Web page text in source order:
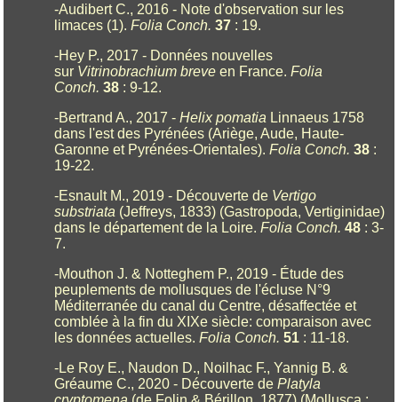
-Audibert C., 2016 - Note d'observation sur les
limaces (1).Folia Conch. 37 : 19.
-Hey P., 2017 - Données nouvelles
sur Vitrinobrachium breve en France.Folia
Conch. 38 : 9-12.
-Bertrand A., 2017 -Helix pomatia Linnaeus 1758
dans l'est des Pyrénées (Ariège, Aude, Haute-
Garonne et Pyrénées-Orientales).Folia Conch. 38 :
19-22.
-Esnault M., 2019 - Découverte de Vertigo
substriata (Jeffreys, 1833) (Gastropoda, Vertiginidae)
dans le département de la Loire.Folia Conch. 48 : 3-
7.
-Mouthon J. & Notteghem P., 2019 - Étude des
peuplements de mollusques de l'écluse N°9
Méditerranée du canal du Centre, désaffectée et
comblée à la fin du XIXe siècle: comparaison avec
les données actuelles.Folia Conch. 51 : 11-18.
-Le Roy E., Naudon D., Noilhac F., Yannig B. &
Gréaume C., 2020 - Découverte dePlatyla